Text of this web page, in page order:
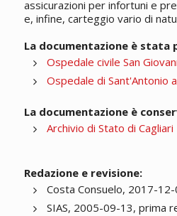
assicurazioni per infortuni e
e, infine, carteggio vario di
La documentazione è
Ospedale civile San
Ospedale di Sant'Antonio
La documentazione è
Archivio di Stato di Cagliari
Redazione e revisione:
Costa Consuelo, 2017-
SIAS, 2005-09-13, prima